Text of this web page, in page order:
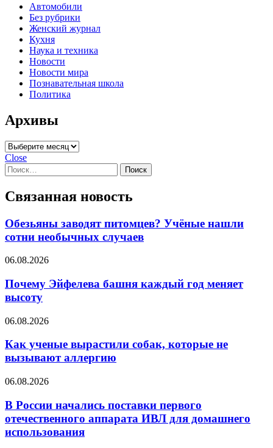
Автомобили
Без рубрики
Женский журнал
Кухня
Наука и техника
Новости
Новости мира
Познавательная школа
Политика
Архивы
Архивы
Close
Найти:
Связанная новость
Обезьяны заводят питомцев? Учёные нашли
сотни необычных случаев
06.08.2026
Почему Эйфелева башня каждый год меняет
высоту
06.08.2026
Как ученые вырастили собак, которые не
вызывают аллергию
06.08.2026
В России начались поставки первого
отечественного аппарата ИВЛ для домашнего
использования